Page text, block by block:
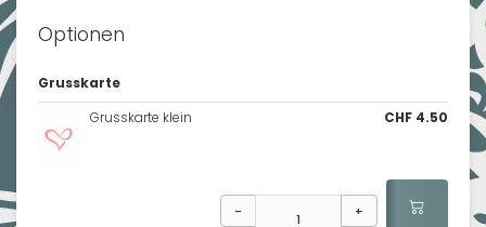
Optionen
Grusskarte
Grusskarte klein
CHF 4.50
- +